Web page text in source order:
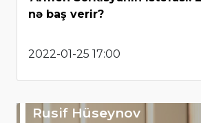
nə baş verir?
2022-01-25 17:00
Rusif Hüseynov